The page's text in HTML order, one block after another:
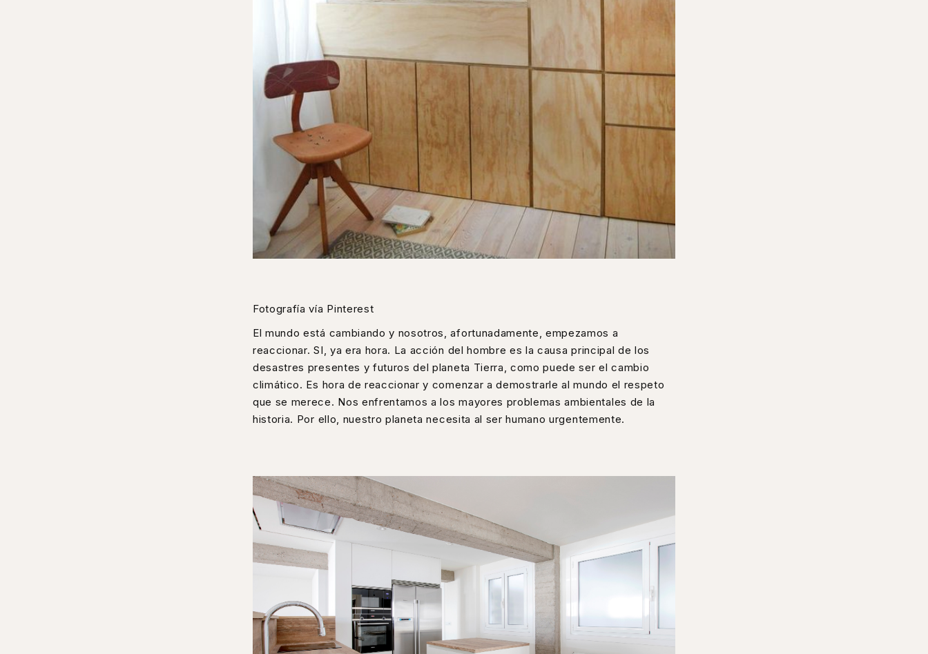
Fotografía vía Pinterest
El mundo está cambiando y nosotros, afortunadamente, empezamos a
reaccionar. SI, ya era hora. La acción del hombre es la causa principal de los
desastres presentes y futuros del planeta Tierra, como puede ser el cambio
climático. Es hora de reaccionar y comenzar a demostrarle al mundo el respeto
que se merece. Nos enfrentamos a los mayores problemas ambientales de la
historia. Por ello, nuestro planeta necesita al ser humano urgentemente.